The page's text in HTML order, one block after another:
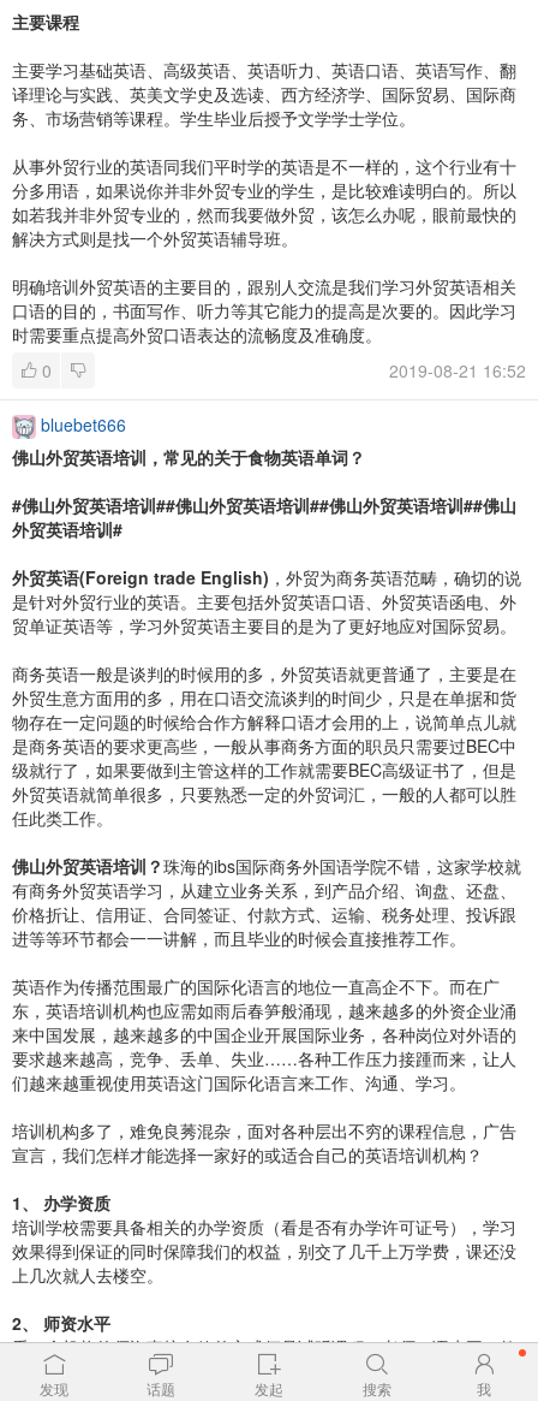
主要课程
主要学习基础英语、高级英语、英语听力、英语口语、英语写作、翻
译理论与实践、英美文学史及选读、西方经济学、国际贸易、国际商
务、市场营销等课程。学生毕业后授予文学学士学位。
从事外贸行业的英语同我们平时学的英语是不一样的，这个行业有十
分多用语，如果说你并非外贸专业的学生，是比较难读明白的。所以
如若我并非外贸专业的，然而我要做外贸，该怎么办呢，眼前最快的
解决方式则是找一个外贸英语辅导班。
明确培训外贸英语的主要目的，跟别人交流是我们学习外贸英语相关
口语的目的，书面写作、听力等其它能力的提高是次要的。因此学习
时需要重点提高外贸口语表达的流畅度及准确度。
0
2019-08-21 16:52
bluebet666
佛山外贸英语培训，常见的关于食物英语单词？
#佛山外贸英语培训##佛山外贸英语培训##佛山外贸英语培训##佛山
外贸英语培训#
外贸英语(Foreign trade English) ，外贸为商务英语范畴，确切的说
是针对外贸行业的英语。主要包括外贸英语口语、外贸英语函电、外
贸单证英语等，学习外贸英语主要目的是为了更好地应对国际贸易。
商务英语一般是谈判的时候用的多，外贸英语就更普通了，主要是在
外贸生意方面用的多，用在口语交流谈判的时间少，只是在单据和货
物存在一定问题的时候给合作方解释口语才会用的上，说简单点儿就
是商务英语的要求更高些，一般从事商务方面的职员只需要过BEC中
级就行了，如果要做到主管这样的工作就需要BEC高级证书了，但是
外贸英语就简单很多，只要熟悉一定的外贸词汇，一般的人都可以胜
任此类工作。
佛山外贸英语培训？珠海的ibs国际商务外国语学院不错，这家学校就
有商务外贸英语学习，从建立业务关系，到产品介绍、询盘、还盘、
价格折让、信用证、合同签证、付款方式、运输、税务处理、投诉跟
进等等环节都会一一讲解，而且毕业的时候会直接推荐工作。
英语作为传播范围最广的国际化语言的地位一直高企不下。而在广
东，英语培训机构也应需如雨后春笋般涌现，越来越多的外资企业涌
来中国发展，越来越多的中国企业开展国际业务，各种岗位对外语的
要求越来越高，竞争、丢单、失业……各种工作压力接踵而来，让人
们越来越重视使用英语这门国际化语言来工作、沟通、学习。
培训机构多了，难免良莠混杂，面对各种层出不穷的课程信息，广告
宣言，我们怎样才能选择一家好的或适合自己的英语培训机构？
1、 办学资质
培训学校需要具备相关的办学资质（看是否有办学许可证号），学习
效果得到保证的同时保障我们的权益，别交了几千上万学费，课还没
上几次就人去楼空。
2、 师资水平
看一个机构的师资直接有效的方式便是试听课程，老师口语水平、教
学如何，一试听我们心里便有个底，很多没有资质的学校聘请不了优
秀的老师，例如，很多人都不太了解只有有资质的培训机构才能聘请
发现 话题 发起 搜索 我